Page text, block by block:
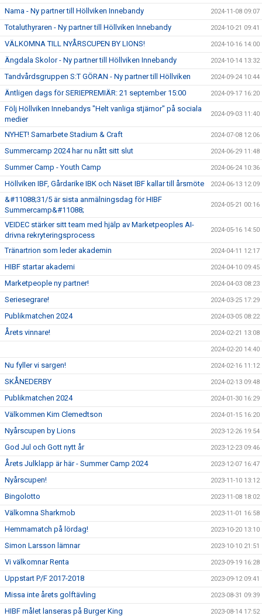
Nama - Ny partner till Höllviken Innebandy 2024-11-08 09:07
Totaluthyraren - Ny partner till Höllviken Innebandy 2024-10-21 09:41
VÄLKOMNA TILL NYÅRSCUPEN BY LIONS! 2024-10-16 14:00
Ängdala Skolor - Ny partner till Höllviken Innebandy 2024-10-14 13:32
Tandvårdsgruppen S:T GÖRAN - Ny partner till Höllviken 2024-09-24 10:44
Äntligen dags för SERIEPREMIÄR: 21 september 15:00 2024-09-17 16:20
Följ Höllviken Innebandys "Helt vanliga stjärnor" på sociala
medier
2024-09-03 11:40
NYHET! Samarbete Stadium & Craft 2024-07-08 12:06
Summercamp 2024 har nu nått sitt slut 2024-06-29 11:48
Summer Camp - Youth Camp 2024-06-24 10:36
Höllviken IBF, Gårdarike IBK och Näset IBF kallar till årsmöte 2024-06-13 12:09
&#11088;31/5 är sista anmälningsdag för HIBF
Summercamp&#11088;
2024-05-21 00:16
VEIDEC stärker sitt team med hjälp av Marketpeoples AI-
drivna rekryteringsprocess
2024-05-16 14:50
Tränartrion som leder akademin 2024-04-11 12:17
HIBF startar akademi 2024-04-10 09:45
Marketpeople ny partner! 2024-04-03 08:23
Seriesegrare! 2024-03-25 17:29
Publikmatchen 2024 2024-03-05 08:22
Årets vinnare! 2024-02-21 13:08
2024-02-20 14:40
Nu fyller vi sargen! 2024-02-16 11:12
SKÅNEDERBY 2024-02-13 09:48
Publikmatchen 2024 2024-01-30 16:29
Välkommen Kim Clemedtson 2024-01-15 16:20
Nyårscupen by Lions 2023-12-26 19:54
God Jul och Gott nytt år 2023-12-23 09:46
Årets Julklapp är här - Summer Camp 2024 2023-12-07 16:47
Nyårscupen! 2023-11-10 13:12
Bingolotto 2023-11-08 18:02
Välkomna Sharkmob 2023-11-01 16:58
Hemmamatch på lördag! 2023-10-20 13:10
Simon Larsson lämnar 2023-10-10 21:51
Vi välkomnar Renta 2023-09-19 16:28
Uppstart P/F 2017-2018 2023-09-12 09:41
Missa inte årets golftävling 2023-08-31 09:39
HIBF målet lanseras på Burger King 2023-08-14 17:52